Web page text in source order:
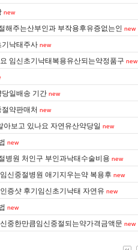
new
해주는산부인과 부작용후유증없는인 new
낙­태주사 new
임신초기낙태복용유산되는약정품구 new
일배송 기간 new
약판매처 new
아보고 있나요 자연유산약당일 new
new
병원 처인구 부인과낙태수술비용 new
신중절병원 애기지우는약 복용후 new
증샷 후기임신초기낙­태 자연유 new
new
중한만큼임신중절되는약가격금액문 new